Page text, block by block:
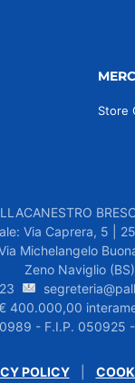
Store
Via Caprera, 5 |
Michelangelo
Zeno Naviglio (BS)
400.000,00
- F.I.P. 050925
POLICY|